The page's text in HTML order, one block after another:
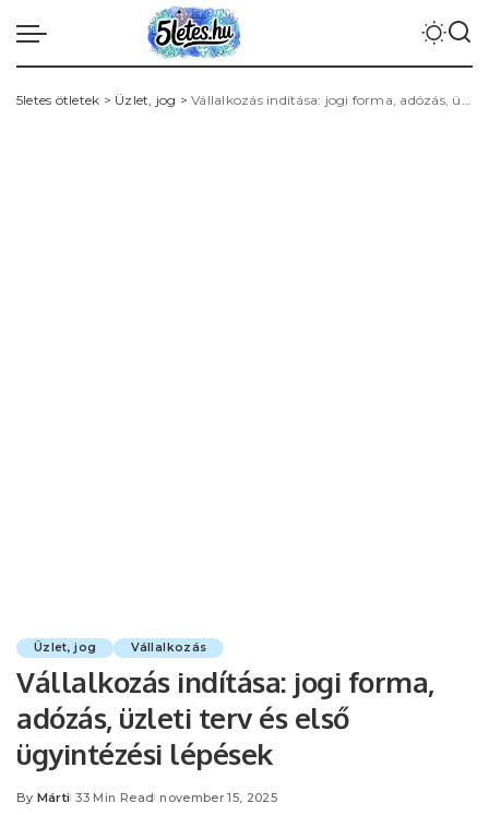
5letes ötletek > Üzlet, jog >Vállalkozás indítása: jogi forma, adózás, üzleti terv és első ügyintézési lépések
Üzlet, jog Vállalkozás
Vállalkozás indítása: jogi forma,
adózás, üzleti terv és első
ügyintézési lépések
Posted
By Márti 33 Min Read november 15, 2025